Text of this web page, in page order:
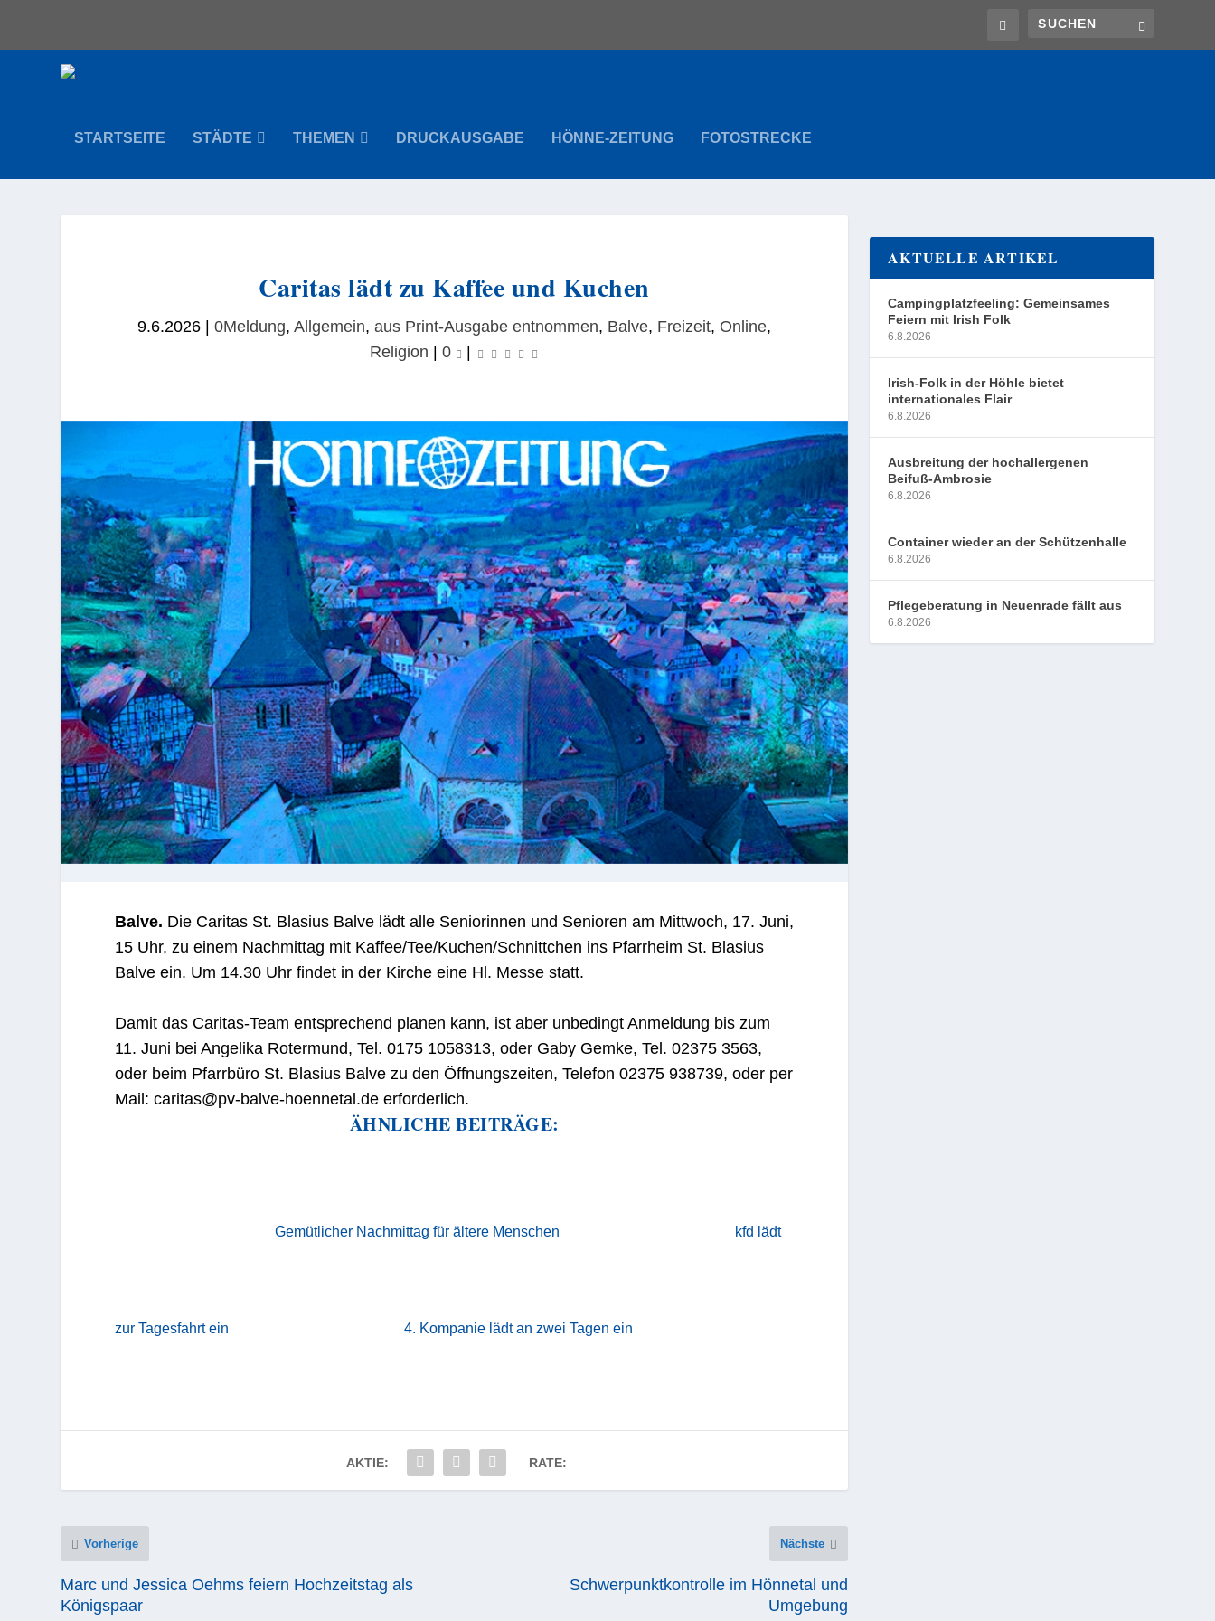
STARTSEITE STÄDTE THEMEN DRUCKAUSGABE HÖNNE-ZEITUNG FOTOSTRECKE
Caritas lädt zu Kaffee und Kuchen
9.6.2026 |0Meldung,Allgemein,aus Print-Ausgabe entnommen, Balve, Freizeit, Online,
Religion |0
Balve. Die Caritas St. Blasius Balve lädt alle Seniorinnen und Senioren am Mittwoch, 17. Juni,
15 Uhr, zu einem Nachmittag mit Kaffee/Tee/Kuchen/Schnittchen ins Pfarrheim St. Blasius
Balve ein. Um 14.30 Uhr findet in der Kirche eine Hl. Messe statt.
Damit das Caritas-Team entsprechend planen kann, ist aber unbedingt Anmeldung bis zum
11. Juni bei Angelika Rotermund, Tel. 0175 1058313, oder Gaby Gemke, Tel. 02375 3563,
oder beim Pfarrbüro St. Blasius Balve zu den Öffnungszeiten, Telefon 02375 938739, oder per
Mail: caritas@pv-balve-hoennetal.de erforderlich.
ÄHNLICHE BEITRÄGE:
Gemütlicher Nachmittag für ältere Menschen kfd lädt
zur Tagesfahrt ein 4. Kompanie lädt an zwei Tagen ein
AKTIE: RATE:
Vorherige
Marc und Jessica Oehms feiern Hochzeitstag als
Königspaar
Nächste
Schwerpunktkontrolle im Hönnetal und
Umgebung
AKTUELLE ARTIKEL
Campingplatzfeeling: Gemeinsames
Feiern mit Irish Folk
6.8.2026
Irish-Folk in der Höhle bietet
internationales Flair
6.8.2026
Ausbreitung der hochallergenen
Beifuß-Ambrosie
6.8.2026
Container wieder an der Schützenhalle
6.8.2026
Pflegeberatung in Neuenrade fällt aus
6.8.2026